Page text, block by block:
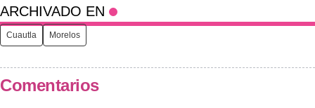
ARCHIVADO EN
Cuautla Morelos
Comentarios